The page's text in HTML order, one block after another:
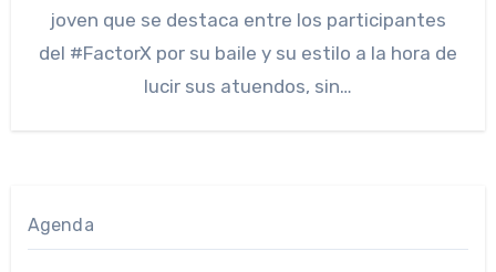
joven que se destaca entre los participantes
del #FactorX por su baile y su estilo a la hora de
lucir sus atuendos, sin…
Agenda